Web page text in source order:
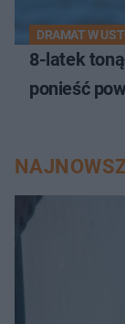
DRAMAT W
8-latek
ponieść